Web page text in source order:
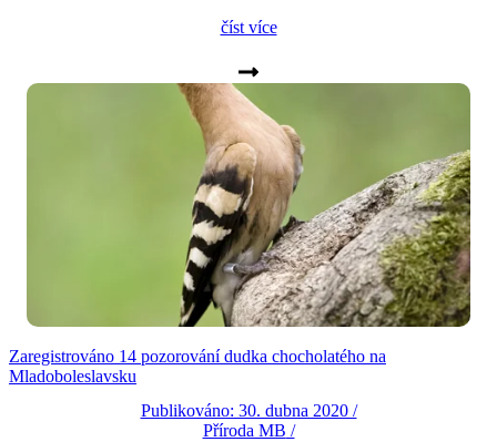
číst více
Zaregistrováno 14 pozorování dudka chocholatého na
Mladoboleslavsku
Publikováno: 30. dubna 2020 /
Příroda MB /